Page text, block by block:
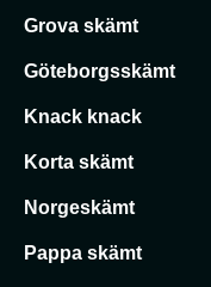
Grova skämt
Göteborgsskämt
Knack knack
Korta skämt
Norgeskämt
Pappa skämt